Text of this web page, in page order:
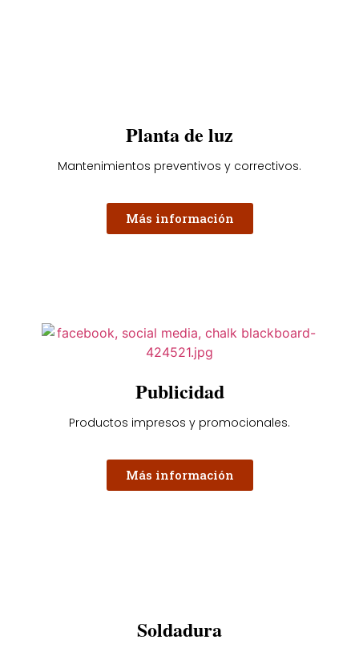
Planta de luz
Mantenimientos preventivos y correctivos.
Más información
Publicidad
Productos impresos y promocionales.
Más información
Soldadura